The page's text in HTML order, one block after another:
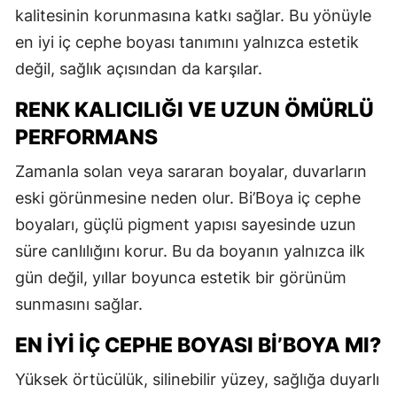
kalitesinin korunmasına katkı sağlar. Bu yönüyle
en iyi iç cephe boyası tanımını yalnızca estetik
değil, sağlık açısından da karşılar.
RENK KALICILIĞI VE UZUN ÖMÜRLÜ
PERFORMANS
Zamanla solan veya sararan boyalar, duvarların
eski görünmesine neden olur. Bi’Boya iç cephe
boyaları, güçlü pigment yapısı sayesinde uzun
süre canlılığını korur. Bu da boyanın yalnızca ilk
gün değil, yıllar boyunca estetik bir görünüm
sunmasını sağlar.
EN İYI İÇ CEPHE BOYASI BI’BOYA MI?
Yüksek örtücülük, silinebilir yüzey, sağlığa duyarlı